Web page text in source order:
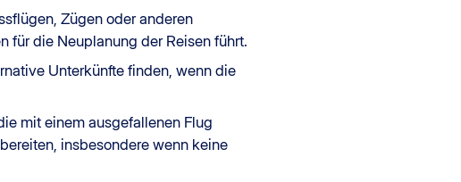
Zügen oder anderen
für die Neuplanung der Reisen führt.
Unterkünfte finden, wenn die
mit einem ausgefallenen Flug
insbesondere wenn keine